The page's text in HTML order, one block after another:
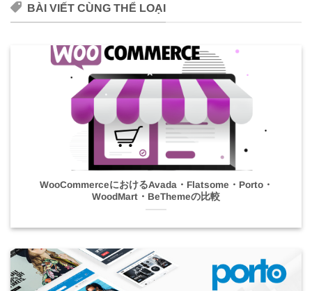
BÀI VIẾT CÙNG THỂ LOẠI
WooCommerceにおけるAvada・Flatsome・Porto・
WoodMart・BeThemeの比較